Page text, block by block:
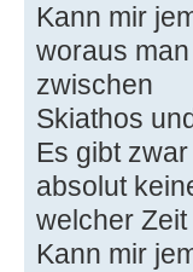
Kann mir
woraus
zwischen
Skiathos
Es gibt
absolut
welcher
Kann mir